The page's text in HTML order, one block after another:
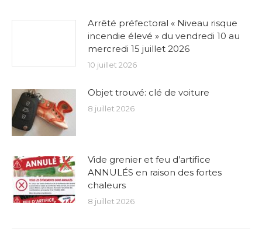
Arrêté préfectoral « Niveau risque
incendie élevé » du vendredi 10 au
mercredi 15 juillet 2026
10 juillet 2026
Objet trouvé: clé de voiture
8 juillet 2026
Vide grenier et feu d’artifice
ANNULÉS en raison des fortes
chaleurs
8 juillet 2026